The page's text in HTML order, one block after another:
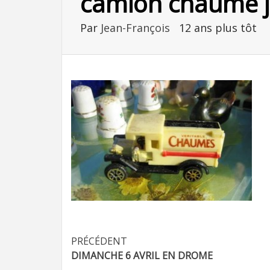
Par Jean-François 12 ans plus tôt
Navigation
PRÉCÉDENT
DIMANCHE 6 AVRIL EN DROME